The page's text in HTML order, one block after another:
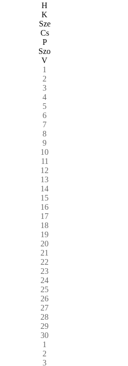
H
K
Sze
Cs
P
Szo
V
1
2
3
4
5
6
7
8
9
10
11
12
13
14
15
16
17
18
19
20
21
22
23
24
25
26
27
28
29
30
1
2
3